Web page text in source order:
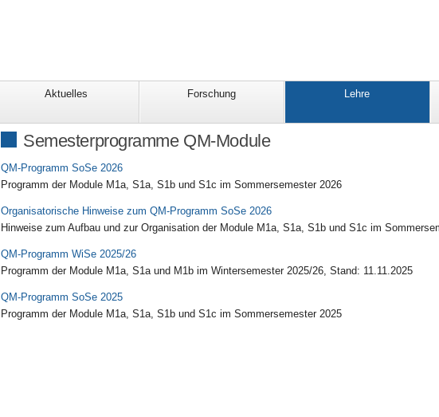
Aktuelles Forschung Lehre
Semesterprogramme QM-Module
QM-Programm SoSe 2026
Programm der Module M1a, S1a, S1b und S1c im Sommersemester 2026
Organisatorische Hinweise zum QM-Programm SoSe 2026
Hinweise zum Aufbau und zur Organisation der Module M1a, S1a, S1b und S1c im
QM-Programm WiSe 2025/26
Programm der Module M1a, S1a und M1b im Wintersemester 2025/26, Stand: 11.11.2025
QM-Programm SoSe 2025
Programm der Module M1a, S1a, S1b und S1c im Sommersemester 2025